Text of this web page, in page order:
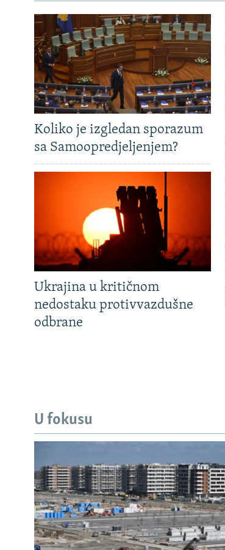
Koliko je izgledan sporazum
sa Samoopredjeljenjem?
Ukrajina u kritičnom
nedostaku protivvazdušne
odbrane
U fokusu